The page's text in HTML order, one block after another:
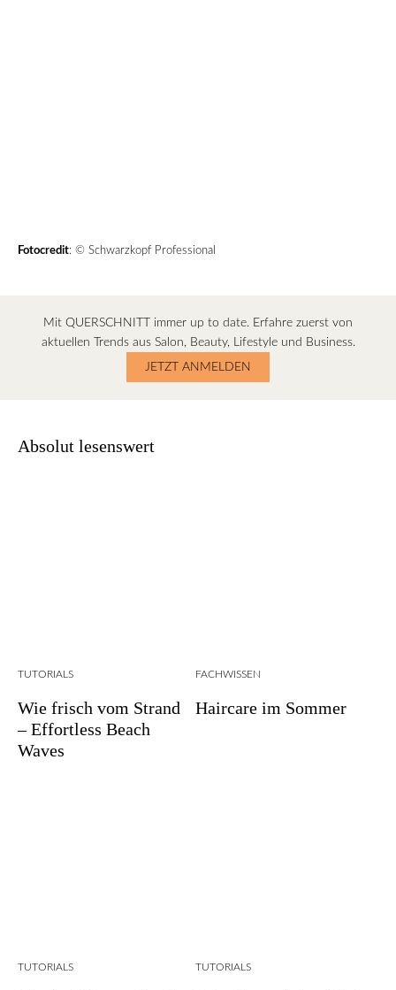
Fotocredit: © Schwarzkopf Professional
Mit QUERSCHNITT immer up to date. Erfahre zuerst von
aktuellen Trends aus Salon, Beauty, Lifestyle und Business.
JETZT ANMELDEN
Absolut lesenswert
TUTORIALS
Wie frisch vom Strand
– Effortless Beach
Waves
FACHWISSEN
Haircare im Sommer
TUTORIALS TUTORIALS